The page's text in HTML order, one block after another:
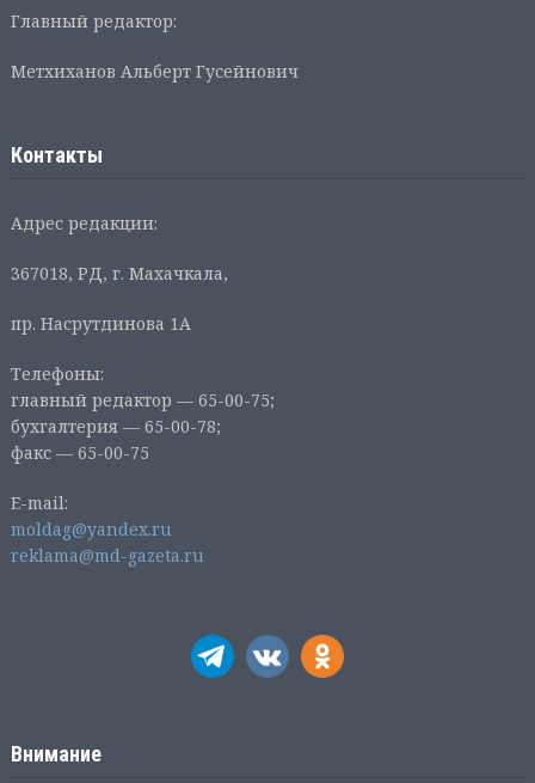
Главный редактор:
Метхиханов Альберт Гусейнович
Контакты
Адрес редакции:
367018, РД, г. Махачкала,
пр. Насрутдинова 1А
Телефоны:
главный редактор — 65-00-75;
бухгалтерия — 65-00-78;
факс — 65-00-75
E-mail:
moldag@yandex.ru
reklama@md-gazeta.ru
Внимание